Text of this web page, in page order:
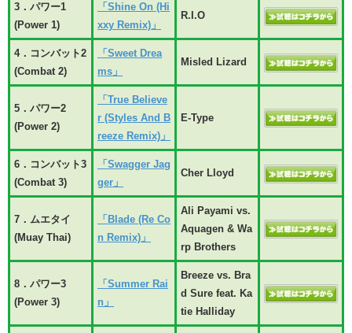
3．パワー1
(Power 1)
「Shine On (Hi
xxy Remix)」
R.I.O
4．コンバット2
(Combat 2)
「Sweet Drea
ms」
Misled Lizard
5．パワー2
(Power 2)
「True Believe
r (Styles And B
reeze Remix)」
E-Type
6．コンバット3
(Combat 3)
「Swagger Jag
ger」
Cher Lloyd
7．ムエタイ
(Muay Thai)
「Blade (Re Co
n Remix)」
Ali Payami vs.
Aquagen & Wa
rp Brothers
8．パワー3
(Power 3)
「Summer Rai
n」
Breeze vs. Bra
d Sure feat. Ka
tie Halliday